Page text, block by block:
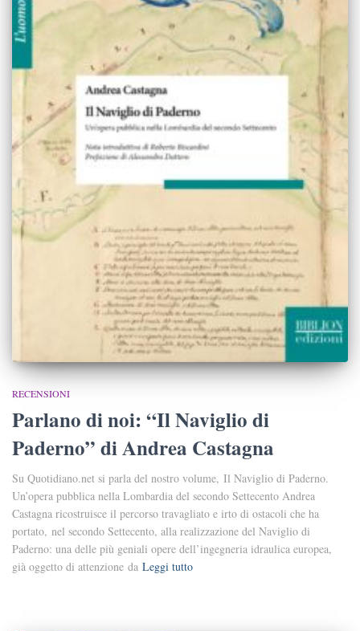
RECENSIONI
Parlano di noi: “Il Naviglio di
Paderno” di Andrea Castagna
Su Quotidiano.net si parla del nostro volume, Il Naviglio di Paderno.
Un’opera pubblica nella Lombardia del secondo Settecento Andrea
Castagna ricostruisce il percorso travagliato e irto di ostacoli che ha
portato, nel secondo Settecento, alla realizzazione del Naviglio di
Paderno: una delle più geniali opere dell’ingegneria idraulica europea,
già oggetto di attenzione da Leggi tutto